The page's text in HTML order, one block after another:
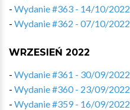
- Wydanie #363 - 14/10/2022
- Wydanie #362 - 07/10/2022
WRZESIEŃ 2022
- Wydanie #361 - 30/09/2022
- Wydanie #360 - 23/09/2022
- Wydanie #359 - 16/09/2022